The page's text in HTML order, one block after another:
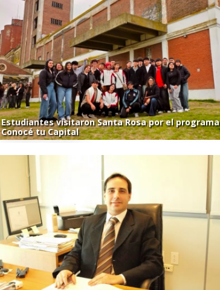
Estudiantes visitaron Santa Rosa por el programa
Conocé tu Capital